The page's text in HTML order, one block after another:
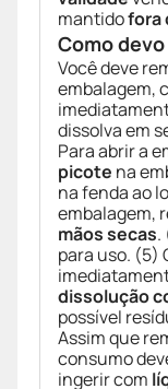
mantidofora
Como
Você deve
embalagem,
dissolva em
Para abrir a
picote na
na fenda ao
embalagem,
mãos secas.
para uso. (5)
dissolução
possível
Assim que
consumo
ingerir com